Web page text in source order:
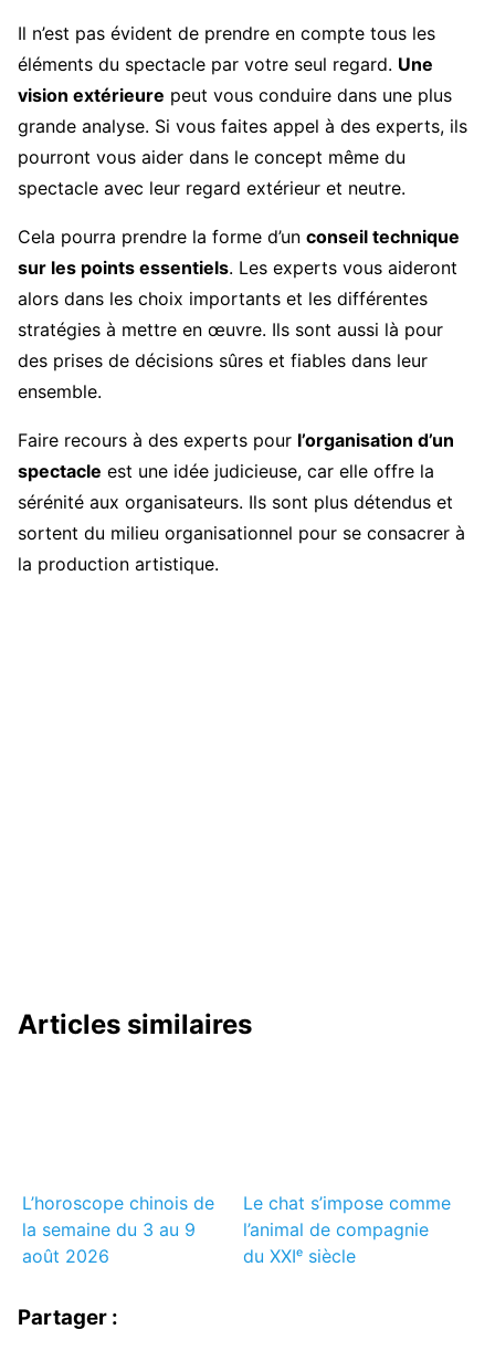
Il n’est pas évident de prendre en compte tous les
éléments du spectacle par votre seul regard. Une
vision extérieure peut vous conduire dans une plus
grande analyse. Si vous faites appel à des experts, ils
pourront vous aider dans le concept même du
spectacle avec leur regard extérieur et neutre.
Cela pourra prendre la forme d’un conseil technique
sur les points essentiels. Les experts vous aideront
alors dans les choix importants et les différentes
stratégies à mettre en œuvre. Ils sont aussi là pour
des prises de décisions sûres et fiables dans leur
ensemble.
Faire recours à des experts pour l’organisation d’un
spectacle est une idée judicieuse, car elle offre la
sérénité aux organisateurs. Ils sont plus détendus et
sortent du milieu organisationnel pour se consacrer à
la production artistique.
Articles similaires
L’horoscope chinois de
la semaine du 3 au 9
août 2026
Le chat s’impose comme
l’animal de compagnie
du XXIᵉ siècle
Partager :